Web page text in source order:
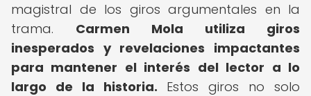
magistral de los giros argumentales en la
trama. Carmen Mola utiliza giros
inesperados y revelaciones impactantes
para mantener el interés del lector a lo
largo de la historia. Estos giros no solo